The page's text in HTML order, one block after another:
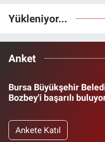
Yükleniyor...
Anket
Bursa Büyükşehir
Bozbey'i başarılı
Ankete Katıl